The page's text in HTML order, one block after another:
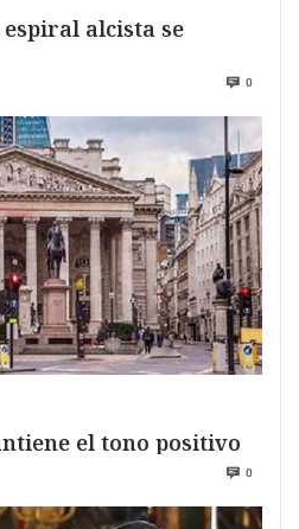
espiral alcista se
0
el tono positivo
0